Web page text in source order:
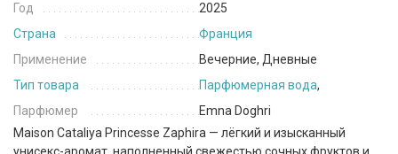
Год
2025
Страна
Франция
Применение
Вечерние, Дневные
Тип товара
Парфюмерная вода,
Парфюмер
Emna Doghri
Maison Cataliya Princesse Zaphira — лёгкий и изысканный